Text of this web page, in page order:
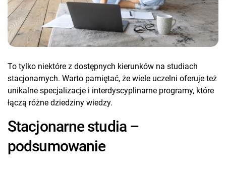
To tylko niektóre z dostępnych kierunków na studiach
stacjonarnych. Warto pamiętać, że wiele uczelni oferuje też
unikalne specjalizacje i interdyscyplinarne programy, które
łączą różne dziedziny wiedzy.
Stacjonarne studia –
podsumowanie